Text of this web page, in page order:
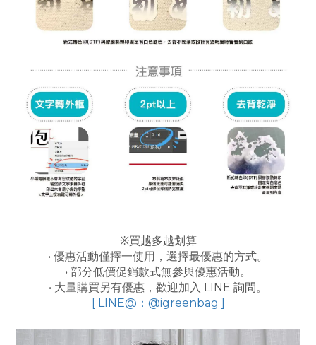
※買越多越划算
• 優惠活動僅擇一使用，選擇最優惠的方式。
• 部分低價促銷款式無參與優惠活動。
• 大量購買另有優惠，歡迎加入 LINE 詢問。
[ LINE@：@igreenbag ]